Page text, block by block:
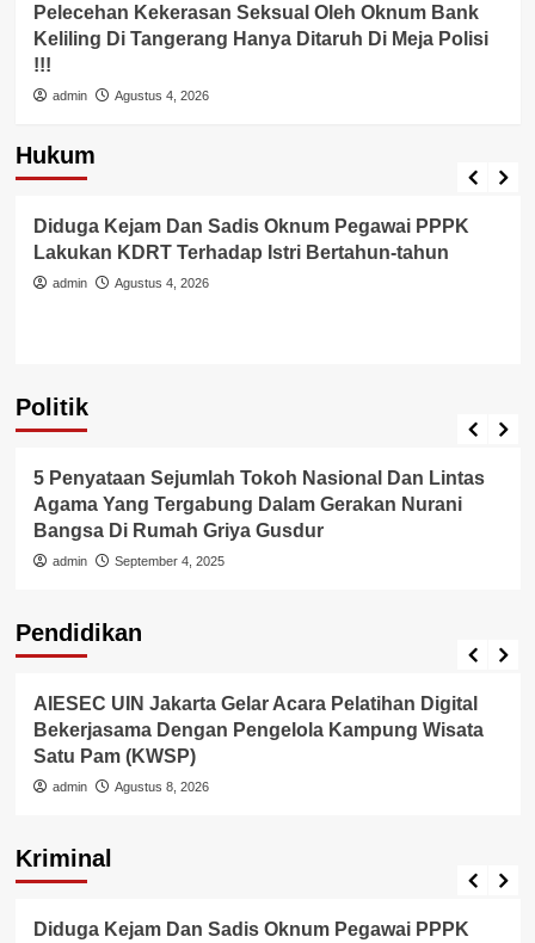
Pelecehan Kekerasan Seksual Oleh Oknum Bank
Keliling Di Tangerang Hanya Ditaruh Di Meja Polisi
!!!
admin Agustus 4, 2026
Hukum
Berita Polisi
Diduga Kejam Dan Sadis Oknum Pegawai PPPK
Lakukan KDRT Terhadap Istri Bertahun-tahun
admin Agustus 4, 2026
Politik
Politik
5 Penyataan Sejumlah Tokoh Nasional Dan Lintas
Agama Yang Tergabung Dalam Gerakan Nurani
Bangsa Di Rumah Griya Gusdur
admin September 4, 2025
Pendidikan
Internasional
AIESEC UIN Jakarta Gelar Acara Pelatihan Digital
Bekerjasama Dengan Pengelola Kampung Wisata
Satu Pam (KWSP)
admin Agustus 8, 2026
Kriminal
Berita Polisi
Diduga Kejam Dan Sadis Oknum Pegawai PPPK